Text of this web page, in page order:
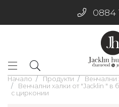
0884
Начало Продукти
Венчални
Венчални халки от "Jacklin " в
с цирконии